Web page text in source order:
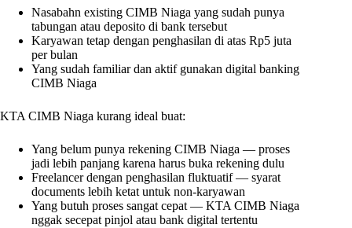
Nasabahn existing CIMB Niaga yang sudah punya
tabungan atau deposito di bank tersebut
Karyawan tetap dengan penghasilan di atas Rp5 juta
per bulan
Yang sudah familiar dan aktif gunakan digital banking
CIMB Niaga
KTA CIMB Niaga kurang ideal buat:
Yang belum punya rekening CIMB Niaga — proses
jadi lebih panjang karena harus buka rekening dulu
Freelancer dengan penghasilan fluktuatif — syarat
documents lebih ketat untuk non-karyawan
Yang butuh proses sangat cepat — KTA CIMB Niaga
nggak secepat pinjol atau bank digital tertentu